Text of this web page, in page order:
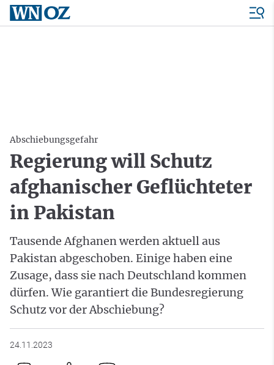
Abschiebungsgefahr
Regierung will Schutz
afghanischer Geflüchteter
in Pakistan
Tausende Afghanen werden aktuell aus
Pakistan abgeschoben. Einige haben eine
Zusage, dass sie nach Deutschland kommen
dürfen. Wie garantiert die Bundesregierung
Schutz vor der Abschiebung?
24.11.2023